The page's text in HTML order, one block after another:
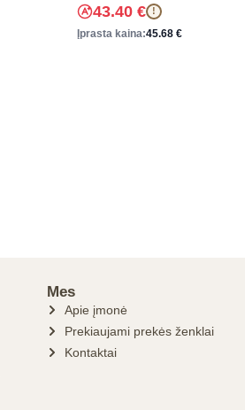
43.40 € !
Įprasta kaina:45.68 €
Mes
Apie įmonė
Prekiaujami prekės ženklai
Kontaktai